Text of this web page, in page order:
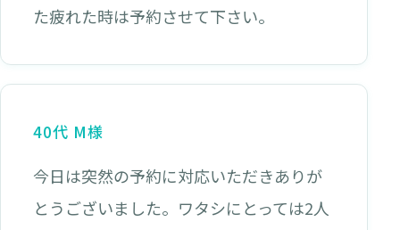
た疲れた時は予約させて下さい。
40代 M様
今日は突然の予約に対応いただきありが
とうございました。ワタシにとっては2人